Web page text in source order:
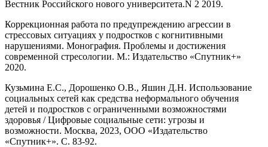
Вестник Российского нового университета.N 2 2019.
Коррекционная работа по предупреждению агрессии в
стрессовых ситуациях у подростков с когнитивными
нарушениями. Монография. Проблемы и достижения
современной стресологии. М.: Издательство «Спутник+»
2020.
Кузьмина Е.С., Дорошенко О.В., Яшин Д.Н. Использование
социальных сетей как средства неформального обучения
детей и подростков с ограниченными возможностями
здоровья / Цифровые социальные сети: угрозы и
возможности. Москва, 2023, ООО «Издательство
«Спутник+». С. 83-92.